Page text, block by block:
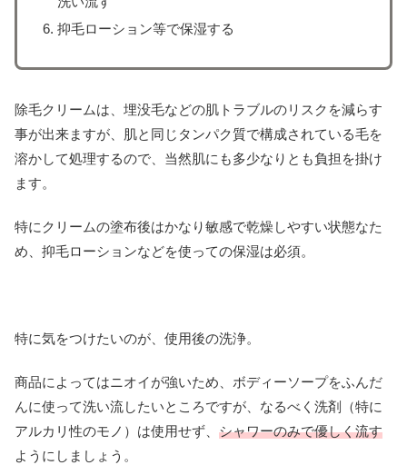
抑毛ローション等で保湿する
除毛クリームは、埋没毛などの肌トラブルのリスクを減らす
事が出来ますが、肌と同じタンパク質で構成されている毛を
溶かして処理するので、当然肌にも多少なりとも負担を掛け
ます。
特にクリームの塗布後はかなり敏感で乾燥しやすい状態なた
め、抑毛ローションなどを使っての保湿は必須。
特に気をつけたいのが、使用後の洗浄。
商品によってはニオイが強いため、ボディーソープをふんだ
んに使って洗い流したいところですが、なるべく洗剤（特に
アルカリ性のモノ）は使用せず、 シャワーのみで優しく流す
ようにしましょう。